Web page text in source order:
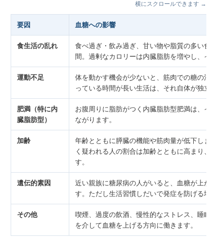
横にスクロールできます →
要因 血糖への影響
食生活の乱れ
食べ過ぎ・飲み過ぎ、甘い物や脂質の多い食
間。過剰なカロリーは内臓脂肪を増やし、イ
運動不足
体を動かす機会が少ないと、筋肉での糖の消
っている時間が長い生活は、それ自体が独立
肥満（特に内
臓脂肪型）
お腹周りに脂肪がつく内臓脂肪型肥満は、イ
ながります。
加齢
年齢とともに膵臓の機能や筋肉量が低下しま
く疑われる人の割合は加齢とともに高まり、
す。
遺伝的素因
近い親族に糖尿病の人がいると、血糖が上が
す。ただし生活習慣しだいで発症を防げる場
その他
喫煙、過度の飲酒、慢性的なストレス、睡眠
を介して血糖を上げる方向に働きます。